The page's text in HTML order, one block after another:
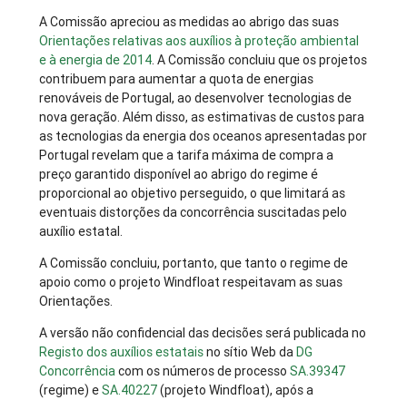
A Comissão apreciou as medidas ao abrigo das suas
Orientações relativas aos auxílios à proteção ambiental
e à energia de 2014. A Comissão concluiu que os projetos
contribuem para aumentar a quota de energias
renováveis de Portugal, ao desenvolver tecnologias de
nova geração. Além disso, as estimativas de custos para
as tecnologias da energia dos oceanos apresentadas por
Portugal revelam que a tarifa máxima de compra a
preço garantido disponível ao abrigo do regime é
proporcional ao objetivo perseguido, o que limitará as
eventuais distorções da concorrência suscitadas pelo
auxílio estatal.
A Comissão concluiu, portanto, que tanto o regime de
apoio como o projeto Windfloat respeitavam as suas
Orientações.
A versão não confidencial das decisões será publicada no
Registo dos auxílios estataisno sítio Web da DG
Concorrênciacom os números de processoSA.39347
(regime) eSA.40227(projeto Windfloat), após a